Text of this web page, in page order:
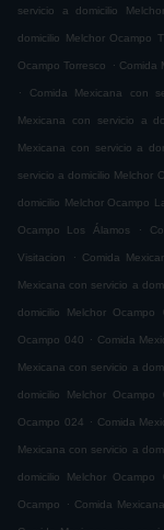
servicio a domicilio
domicilio Melchor Ocampo
Ocampo Torresco . Comida
.
Comida Mexicana con
Mexicana con servicio a
Mexicana con servicio a
servicio a domicilio Melchor
domicilio Melchor Ocampo
Ocampo Los Álamos .
Visitacion . Comida
Mexicana con servicio a
domicilio Melchor Ocampo
Ocampo 040 . Comida
Mexicana con servicio a
domicilio Melchor Ocampo
Ocampo 024 . Comida
Mexicana con servicio a
domicilio Melchor Ocampo
Ocampo . Comida